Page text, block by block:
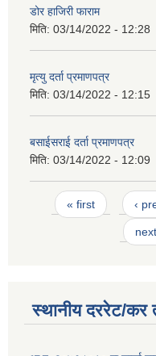
डोर हाजिरी फाराम
मिति: 03/14/2022 - 12:28
मृत्यु दर्ता प्रमाणपत्र
मिति: 03/14/2022 - 12:15
बसाईसराई दर्ता प्रमाणपत्र
मिति: 03/14/2022 - 12:09
Pages
« first ‹
स्थानीय दररेट/